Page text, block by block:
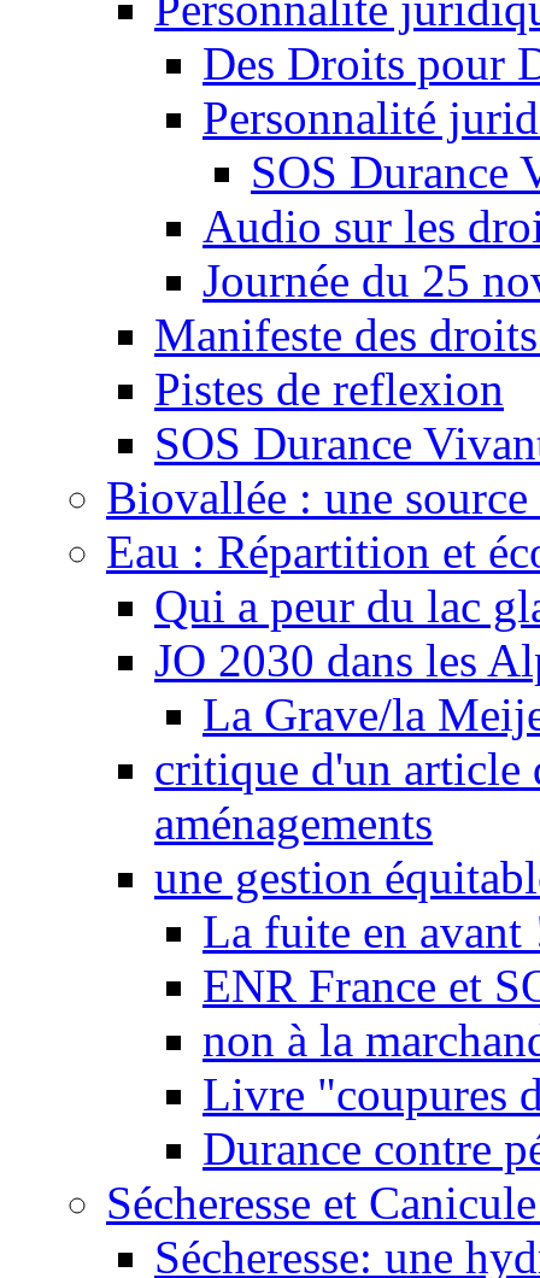
Des Droits pour
Personnalité
SOS Durance
Audio sur les
Journée du 25
Manifeste des
Pistes de reflexion
SOS Durance
Biovallée : une
Eau : Répartition et
Qui a peur du lac
JO 2030 dans les
La Grave/la
critique d'un article
aménagements
une gestion
La fuite en avant
ENR France et
non à la
Livre "coupures
Durance contre
Sécheresse et
Sécheresse: une